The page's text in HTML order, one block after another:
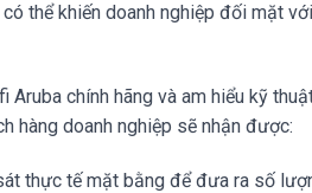
thể khiến doanh nghiệp đối mặt
chính hãng và am hiểu kỹ
hàng doanh nghiệp sẽ nhận được:
thực tế mặt bằng để đưa ra số